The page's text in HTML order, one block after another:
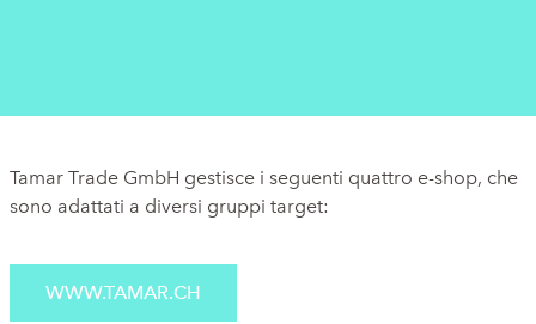
Tamar Trade GmbH gestisce i seguenti quattro e-shop, che
sono adattati a diversi gruppi target:
WWW.TAMAR.CH